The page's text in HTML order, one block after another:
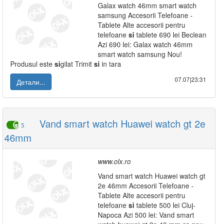
Galax watch 46mm smart watch
samsung Accesorii Telefoane -
Tablete Alte accesorii pentru
telefoane si tablete 690 lei Beclean
Azi 690 lei: Galax watch 46mm
smart watch samsung Nou!
Produsul este sigilat Trimit si in tara
Детали...
07.07|23:31
5
Vand smart watch Huawei watch gt 2e
46mm
www.olx.ro
Vand smart watch Huawei watch gt
2e 46mm Accesorii Telefoane -
Tablete Alte accesorii pentru
telefoane si tablete 500 lei Cluj-
Napoca Azi 500 lei: Vand smart